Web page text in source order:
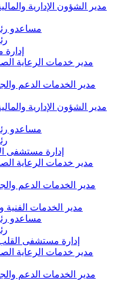
مدير الشؤون الإدارية
مساعدو
مدير خدمات الرعاية
مدير الخدمات الدعم
مدير الشؤون الإدارية
مساعدو
إدارة مستشفى
مدير خدمات الرعاية
مدير الخدمات الدعم
مدير الخدمات الفنية
مساعدو
إدارة مستشفى القلب
مدير خدمات الرعاية
مدير الخدمات الدعم